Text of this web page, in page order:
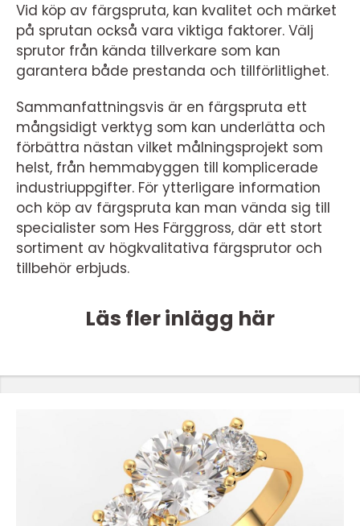
Vid köp av färgspruta, kan kvalitet och märket
på sprutan också vara viktiga faktorer. Välj
sprutor från kända tillverkare som kan
garantera både prestanda och tillförlitlighet.
Sammanfattningsvis är en färgspruta ett
mångsidigt verktyg som kan underlätta och
förbättra nästan vilket målningsprojekt som
helst, från hemmabyggen till komplicerade
industriuppgifter. För ytterligare information
och köp av färgspruta kan man vända sig till
specialister som Hes Färggross, där ett stort
sortiment av högkvalitativa färgsprutor och
tillbehör erbjuds.
Läs fler inlägg här